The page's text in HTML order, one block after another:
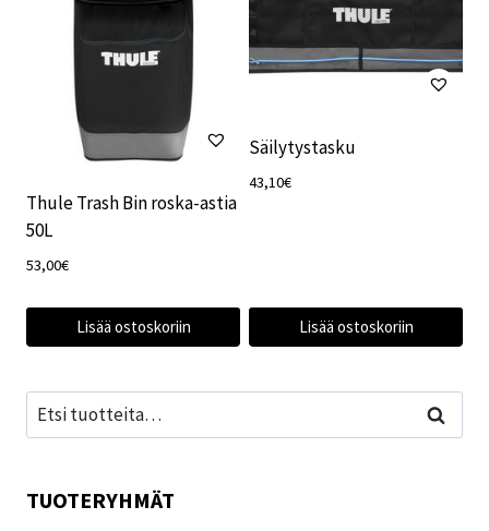
Thule Trash Bin roska-astia
50L
53,00€
Lisää ostoskoriin
Säilytystasku
43,10€
Lisää ostoskoriin
Etsi: Haku
TUOTERYHMÄT